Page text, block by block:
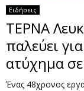
Ειδήσεις
ΤΕΡΝΑ
παλεύει
ατύχημα
Ένας 48χρονος